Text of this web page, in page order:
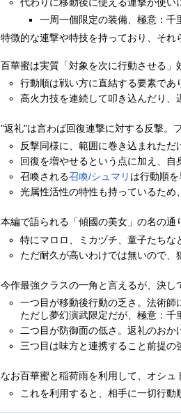
代わりに移動後に使える連撃が使い
一周一個限定の装備、極意：千
特徴的な連撃や特技を持っており、それ
百華蜜は実質「対象を次に行動させる」
行動順は戦い方に直結する要素であ
高火力技を連続して叩き込んだり、
"返礼"は言わば回復連撃に対する反撃。
反撃同様に、範囲に巻き込まれただ
回復を増やせるという点に加え、自
召喚される召喚/シュマリ は行動順
光属性活性の特性も持っているため
本編で語られる「傾國の美女」の名の通
特にマロロ、ミカヅチ、童子たちな
ただ耐久が高いわけでは無いので、
今作最強クラスの一角と言えるが、決し
一つ目が移動後行動の乏さ。法術師
ただし夢幻演武限定だが、極意：千
二つ目が防御面の低さ。返礼のおか
三つ目は味方と連携すること前提の
なお百華蜜と稲荷雨を利用して、オシ
これを利用すると、相手に一切行動